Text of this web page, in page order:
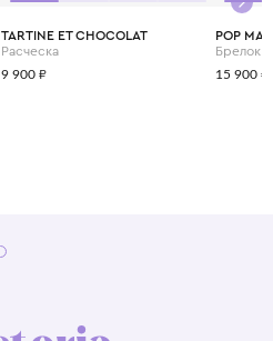
TARTINE ET CHOCOLAT
Расческа
9 900 ₽
POP
Брелок
15 900 ₽